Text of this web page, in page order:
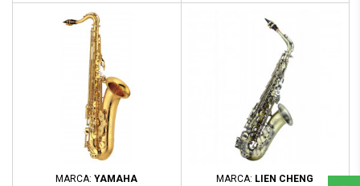
MARCA:YAMAHA MARCA: LIEN CHENG